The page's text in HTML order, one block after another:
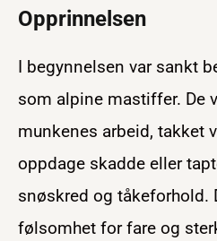
Opprinnelsen
I begynnelsen var sankt
som alpine mastiffer. De
munkenes arbeid, takket
oppdage skadde eller
snøskred og tåkeforhold.
følsomhet for fare og